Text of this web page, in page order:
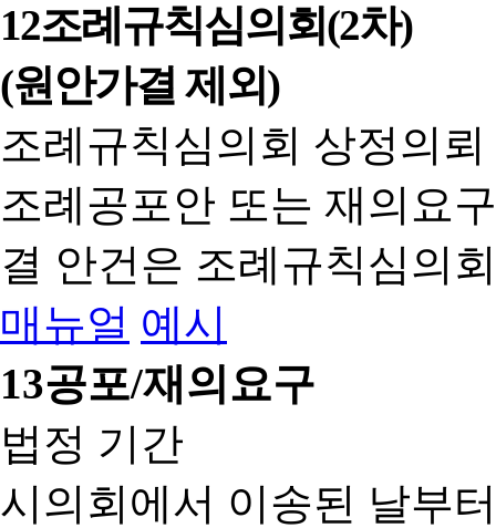
12조례규칙심의회(2차)
(원안가결 제외)
조례규칙심의회 상정의
조례공포안 또는 재의요
결 안건은 조례규칙심의
매뉴얼 예시
13공포/재의요구
법정 기간
시의회에서 이송된 날부